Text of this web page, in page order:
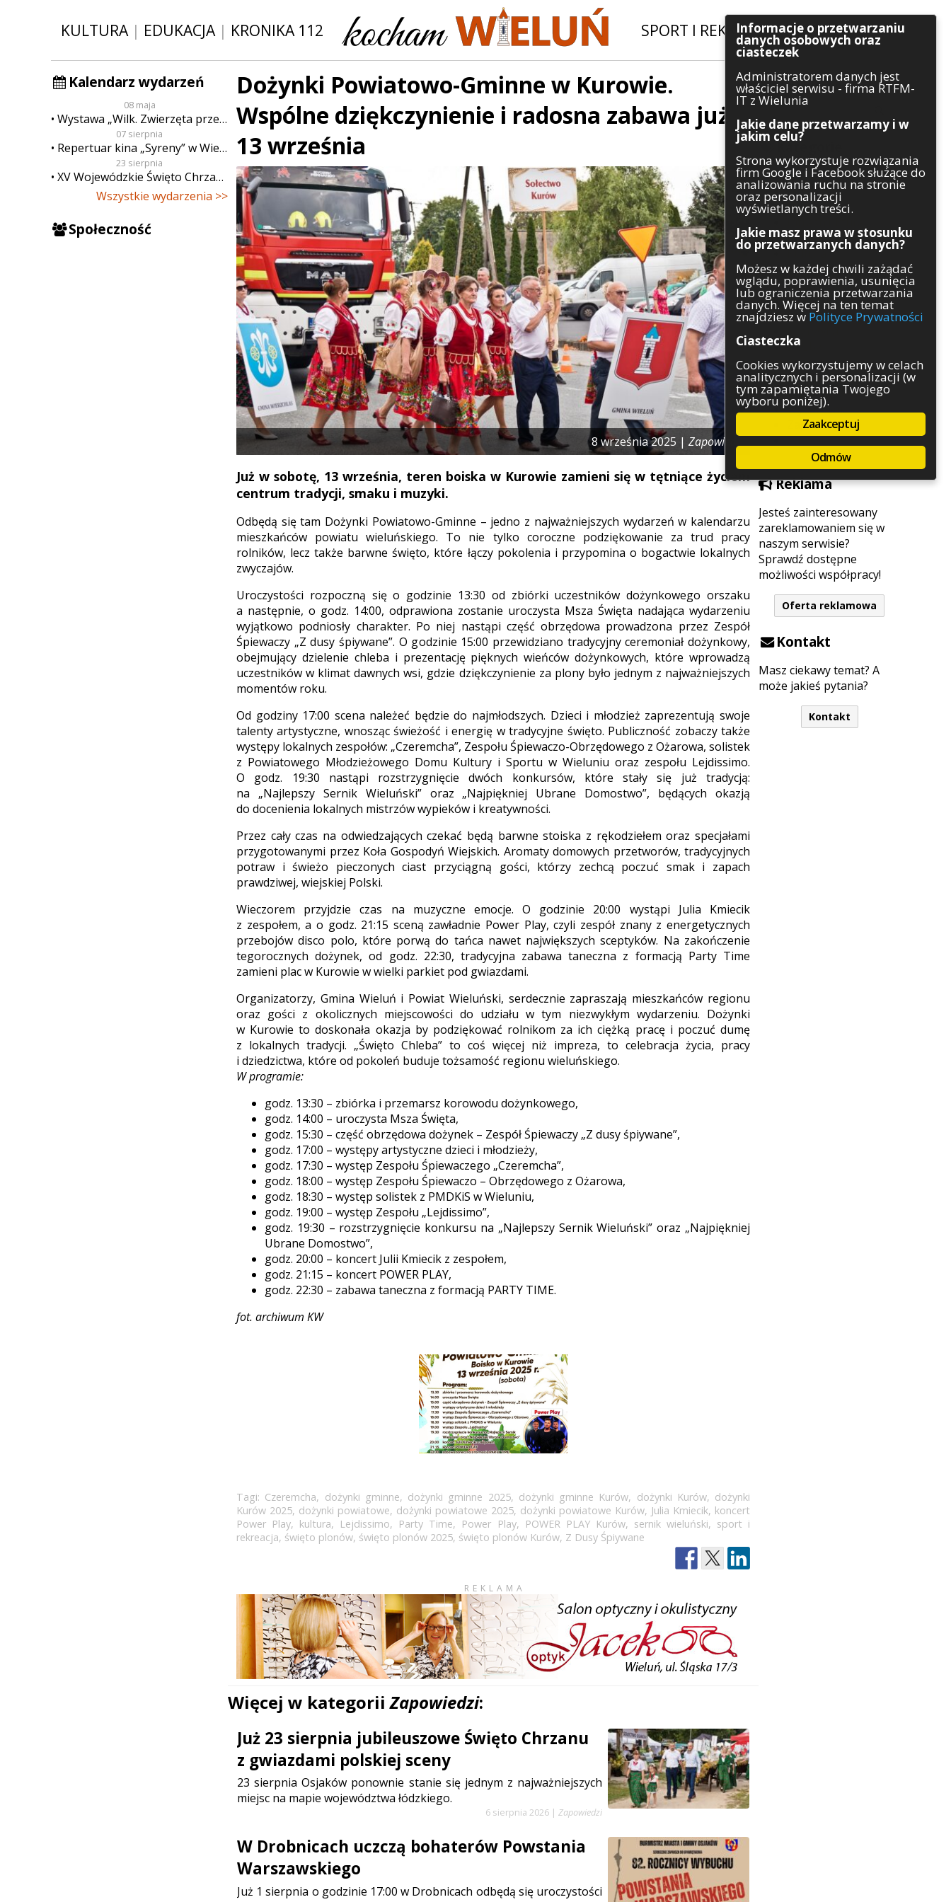
KULTURA| EDUKACJA| KRONIKA 112 SPORT I REKREACJA|INWESTYCJE
Kalendarz wydarzeń
08 maja
Wystawa „Wilk. Zwierzęta przeklęte”
07 sierpnia
Repertuar kina „Syreny” w Wieluniu w dn. od 7 do 13 sierpnia
23 sierpnia
XV Wojewódzkie Święto Chrzanu
Wszystkie wydarzenia >>
Społeczność
Szukaj
Kategorie
Architektura
Gospodarka
Handel
Komunikaty
Kultura
Polityka
Pozostałe
Psychologia
Rolnictwo
Służby
Sport
Środowisko
Szkolnictwo
Wydarzenia
Zapowiedzi
Zdrowie
Reklama
Jesteś zainteresowany
zareklamowaniem się w
naszym serwisie?
Sprawdź dostępne
możliwości współpracy!
Oferta reklamowa
Kontakt
Masz ciekawy temat? A
może jakieś pytania?
Kontakt
Dożynki Powiatowo-Gminne w Kurowie.
Wspólne dziękczynienie i radosna zabawa już
13 września
8 września 2025 |Zapowiedzi
Już w sobotę, 13 września, teren boiska w Kurowie zamieni się w tętniące życiem
centrum tradycji, smaku i muzyki.
Odbędą się tam Dożynki Powiatowo-Gminne – jedno z najważniejszych wydarzeń w kalendarzu
mieszkańców powiatu wieluńskiego. To nie tylko coroczne podziękowanie za trud pracy
rolników, lecz także barwne święto, które łączy pokolenia i przypomina o bogactwie lokalnych
zwyczajów.
Uroczystości rozpoczną się o godzinie 13:30 od zbiórki uczestników dożynkowego orszaku
a następnie, o godz. 14:00, odprawiona zostanie uroczysta Msza Święta nadająca wydarzeniu
wyjątkowo podniosły charakter. Po niej nastąpi część obrzędowa prowadzona przez Zespół
Śpiewaczy „Z dusy śpiywane”. O godzinie 15:00 przewidziano tradycyjny ceremoniał dożynkowy,
obejmujący dzielenie chleba i prezentację pięknych wieńców dożynkowych, które wprowadzą
uczestników w klimat dawnych wsi, gdzie dziękczynienie za plony było jednym z najważniejszych
momentów roku.
Od godziny 17:00 scena należeć będzie do najmłodszych. Dzieci i młodzież zaprezentują swoje
talenty artystyczne, wnosząc świeżość i energię w tradycyjne święto. Publiczność zobaczy także
występy lokalnych zespołów: „Czeremcha”, Zespołu Śpiewaczo-Obrzędowego z Ożarowa, solistek
z Powiatowego Młodzieżowego Domu Kultury i Sportu w Wieluniu oraz zespołu Lejdissimo.
O godz. 19:30 nastąpi rozstrzygnięcie dwóch konkursów, które stały się już tradycją:
na „Najlepszy Sernik Wieluński” oraz „Najpiękniej Ubrane Domostwo”, będących okazją
do docenienia lokalnych mistrzów wypieków i kreatywności.
Przez cały czas na odwiedzających czekać będą barwne stoiska z rękodziełem oraz specjałami
przygotowanymi przez Koła Gospodyń Wiejskich. Aromaty domowych przetworów, tradycyjnych
potraw i świeżo pieczonych ciast przyciągną gości, którzy zechcą poczuć smak i zapach
prawdziwej, wiejskiej Polski.
Wieczorem przyjdzie czas na muzyczne emocje. O godzinie 20:00 wystąpi Julia Kmiecik
z zespołem, a o godz. 21:15 sceną zawładnie Power Play, czyli zespół znany z energetycznych
przebojów disco polo, które porwą do tańca nawet największych sceptyków. Na zakończenie
tegorocznych dożynek, od godz. 22:30, tradycyjna zabawa taneczna z formacją Party Time
zamieni plac w Kurowie w wielki parkiet pod gwiazdami.
Organizatorzy, Gmina Wieluń i Powiat Wieluński, serdecznie zapraszają mieszkańców regionu
oraz gości z okolicznych miejscowości do udziału w tym niezwykłym wydarzeniu. Dożynki
w Kurowie to doskonała okazja by podziękować rolnikom za ich ciężką pracę i poczuć dumę
z lokalnych tradycji. „Święto Chleba” to coś więcej niż impreza, to celebracja życia, pracy
i dziedzictwa, które od pokoleń buduje tożsamość regionu wieluńskiego.
W programie:
godz. 13:30 – zbiórka i przemarsz korowodu dożynkowego,
godz. 14:00 – uroczysta Msza Święta,
godz. 15:30 – część obrzędowa dożynek – Zespół Śpiewaczy „Z dusy śpiywane”,
godz. 17:00 – występy artystyczne dzieci i młodzieży,
godz. 17:30 – występ Zespołu Śpiewaczego „Czeremcha”,
godz. 18:00 – występ Zespołu Śpiewaczo – Obrzędowego z Ożarowa,
godz. 18:30 – występ solistek z PMDKiS w Wieluniu,
godz. 19:00 – występ Zespołu „Lejdissimo”,
godz. 19:30 – rozstrzygnięcie konkursu na „Najlepszy Sernik Wieluński” oraz „Najpiękniej
Ubrane Domostwo”,
godz. 20:00 – koncert Julii Kmiecik z zespołem,
godz. 21:15 – koncert POWER PLAY,
godz. 22:30 – zabawa taneczna z formacją PARTY TIME.
fot. archiwum KW
Tagi: Czeremcha, dożynki gminne, dożynki gminne 2025, dożynki gminne Kurów, dożynki Kurów, dożynki
Kurów 2025, dożynki powiatowe, dożynki powiatowe 2025, dożynki powiatowe Kurów, Julia Kmiecik, koncert
Power Play, kultura, Lejdissimo, Party Time, Power Play, POWER PLAY Kurów, sernik wieluński, sport i
rekreacja, święto plonów, święto plonów 2025, święto plonów Kurów, Z Dusy Śpiywane
REKLAMA
Więcej w kategoriiZapowiedzi:
Już 23 sierpnia jubileuszowe Święto Chrzanu
z gwiazdami polskiej sceny
23 sierpnia Osjaków ponownie stanie się jednym z najważniejszych
miejsc na mapie województwa łódzkiego.
6 sierpnia 2026 | Zapowiedzi
W Drobnicach uczczą bohaterów Powstania
Warszawskiego
Już 1 sierpnia o godzinie 17:00 w Drobnicach odbędą się uroczystości
Informacje o przetwarzaniu
danych osobowych oraz
ciasteczek
Administratorem danych jest
właściciel serwisu - firma RTFM-
IT z Wielunia
Jakie dane przetwarzamy i w
jakim celu?
Strona wykorzystuje rozwiązania
firm Google i Facebook służące do
analizowania ruchu na stronie
oraz personalizacji
wyświetlanych treści.
Jakie masz prawa w stosunku
do przetwarzanych danych?
Możesz w każdej chwili zażądać
wglądu, poprawienia, usunięcia
lub ograniczenia przetwarzania
danych. Więcej na ten temat
znajdziesz w Polityce Prywatności
Ciasteczka
Cookies wykorzystujemy w celach
analitycznych i personalizacji (w
tym zapamiętania Twojego
wyboru poniżej).
Zaakceptuj
Odmów